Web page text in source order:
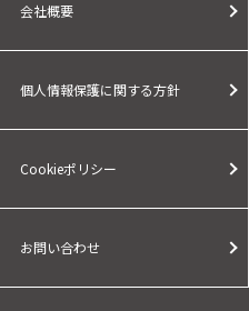
会社概要
個人情報保護に関する方針
Cookieポリシー
お問い合わせ